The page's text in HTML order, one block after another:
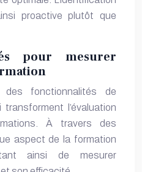
proactive plutôt que
pour mesurer
fonctionnalités de
l’évaluation
À travers des
aspect de la formation
ainsi de mesurer